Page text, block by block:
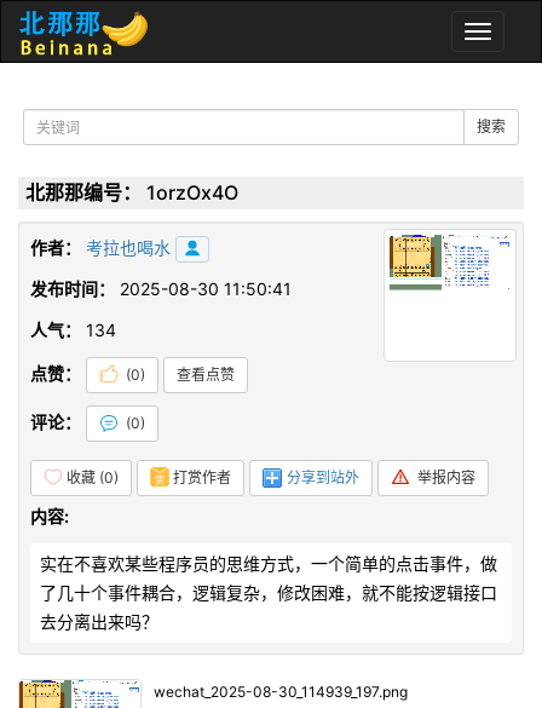
Toggle
搜索
北那那编号： 1orzOx4O
作者： 考拉也喝水
发布时间：
2025-08-30 11:50:41
人气：
134
点赞： (0) 查看点赞
评论： (0)
收藏 (0) 打赏作者 分享到站外 举报内容
内容:
实在不喜欢某些程序员的思维方式，一个简单的点击事件，做
了几十个事件耦合，逻辑复杂，修改困难，就不能按逻辑接口
去分离出来吗？
wechat_2025-08-30_114939_197.png